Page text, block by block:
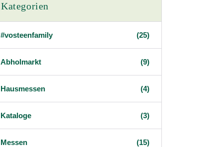
Kategorien
#vosteenfamily (25)
Abholmarkt (9)
Hausmessen (4)
Kataloge (3)
Messen (15)